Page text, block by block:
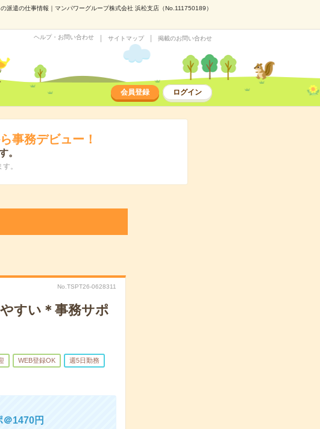
派遣の仕事情報｜マンパワーグループ株式会社 浜松支店（No.111750189）
ヘルプ・お問い合わせ サイトマップ 掲載のお問い合わせ
会員登録 ログイン
事務デビュー！
。
。
No.TSPT26-0628311
すい＊事務サポ
WEB登録OK 週5日勤務
1470円